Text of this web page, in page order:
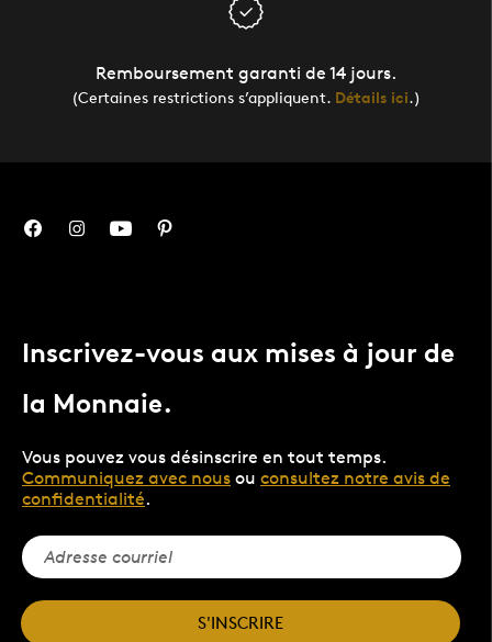
Remboursement garanti de 14 jours.
(Certaines restrictions s’appliquent. Détails ici.)
Inscrivez-vous aux mises à jour de
la Monnaie.
Vous pouvez vous désinscrire en tout temps.
Communiquez avec nous ou consultez notre avis de
confidentialité.
S'INSCRIRE